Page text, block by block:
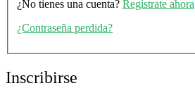
¿No tienes una cuenta? Regístrate ahora
¿Contraseña perdida?
Inscribirse